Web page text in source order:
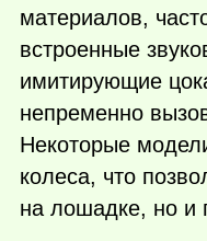
материалов,
встроенные
имитирующие
непременно
Некоторые
колеса, что
на лошадке, но и